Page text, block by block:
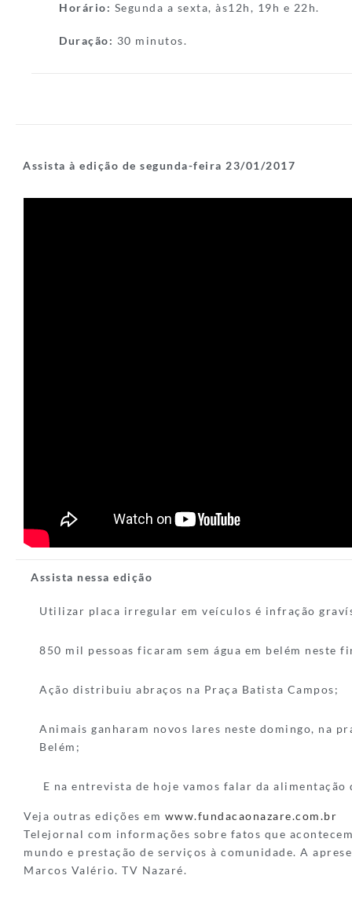
Horário: Segunda a sexta, às12h, 19h e 22h.
Duração: 30 minutos.
Assista à edição de segunda-feira 23/01/2017
Assista nessa edição
Utilizar placa irregular em veículos é infração
850 mil pessoas ficaram sem água em belém neste
Ação distribuiu abraços na Praça Batista Campos;
Animais ganharam novos lares neste domingo, na
Belém;
E na entrevista de hoje vamos falar da alimentação
Veja outras edições em www.fundacaonazare.com.br
Telejornal com informações sobre fatos que
mundo e prestação de serviços à comunidade. A
Marcos Valério. TV Nazaré.